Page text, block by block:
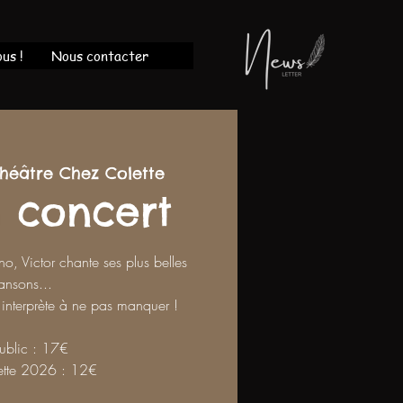
! Nous contacter
Chez Colette
concert
Victor chante ses plus belles
à ne pas manquer !
: 17€
2026 : 12€